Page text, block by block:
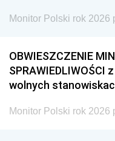
Monitor Polski rok 2026
OBWIESZCZENIE
SPRAWIEDLIWOŚCI
wolnych
Monitor Polski rok 2026